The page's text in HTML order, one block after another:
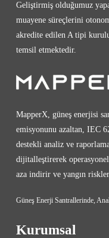
Geliştirmiş olduğumuz
muayene süreçlerini
akredite edilen A tipi
temsil etmektedir.
MapperX, güneş enerjisi
emisyonunu azaltan, IEC
destekli analiz ve
dijitalleştirerek
aza indirir ve yangın
Güneş Enerji Santrallerinde,
Kurumsal